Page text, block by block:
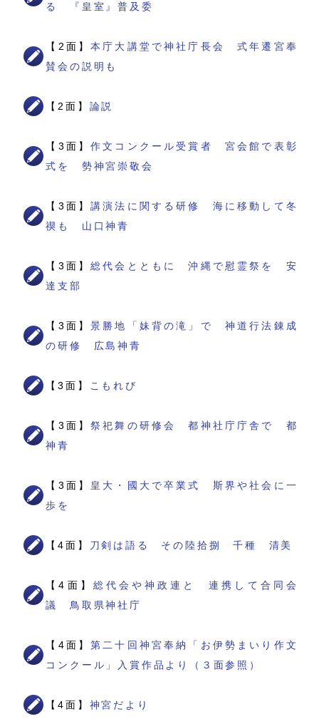
る 『皇室』普及委
【2面】本庁大講堂で神社庁長会 式年遷宮奉
賛会の説明も
【2面】 論説
【3面】作文コンクール受賞者 宮会館で表彰
式を 勢神宮崇敬会
【3面】講演法に関する研修 海に移動して冬
禊も 山口神青
【3面】総代会とともに 沖縄で慰霊祭を 安
達支部
【3面】景勝地「妹背の滝」で 神道行法錬成
の研修 広島神青
【3面】 こもれび
【3面】祭祀舞の研修会 都神社庁庁舎で 都
神青
【3面】 皇大・國大で卒業式 斯界や社会に一
歩を
【4面】 刀剣は語る その陸拾捌 千種 清美
【4面】 総代会や神政連と 連携して合同会
議 鳥取県神社庁
【4面】第二十回神宮奉納「お伊勢まいり作文
コンクール」入賞作品より（３面参照）
【4面】 神宮だより